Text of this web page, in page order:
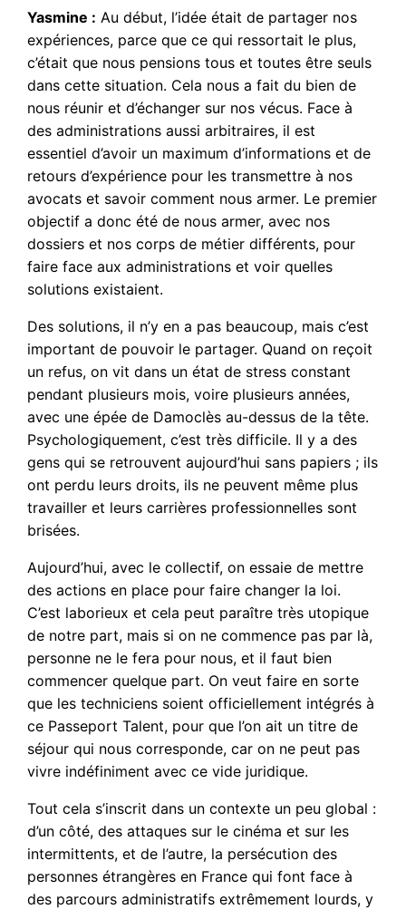
Yasmine : Au début, l’idée était de partager nos
expériences, parce que ce qui ressortait le plus,
c’était que nous pensions tous et toutes être seuls
dans cette situation. Cela nous a fait du bien de
nous réunir et d’échanger sur nos vécus. Face à
des administrations aussi arbitraires, il est
essentiel d’avoir un maximum d’informations et de
retours d’expérience pour les transmettre à nos
avocats et savoir comment nous armer. Le premier
objectif a donc été de nous armer, avec nos
dossiers et nos corps de métier différents, pour
faire face aux administrations et voir quelles
solutions existaient.
Des solutions, il n’y en a pas beaucoup, mais c’est
important de pouvoir le partager. Quand on reçoit
un refus, on vit dans un état de stress constant
pendant plusieurs mois, voire plusieurs années,
avec une épée de Damoclès au-dessus de la tête.
Psychologiquement, c’est très difficile. Il y a des
gens qui se retrouvent aujourd’hui sans papiers ; ils
ont perdu leurs droits, ils ne peuvent même plus
travailler et leurs carrières professionnelles sont
brisées.
Aujourd’hui, avec le collectif, on essaie de mettre
des actions en place pour faire changer la loi.
C’est laborieux et cela peut paraître très utopique
de notre part, mais si on ne commence pas par là,
personne ne le fera pour nous, et il faut bien
commencer quelque part. On veut faire en sorte
que les techniciens soient officiellement intégrés à
ce Passeport Talent, pour que l’on ait un titre de
séjour qui nous corresponde, car on ne peut pas
vivre indéfiniment avec ce vide juridique.
Tout cela s’inscrit dans un contexte un peu global :
d’un côté, des attaques sur le cinéma et sur les
intermittents, et de l’autre, la persécution des
personnes étrangères en France qui font face à
des parcours administratifs extrêmement lourds, y